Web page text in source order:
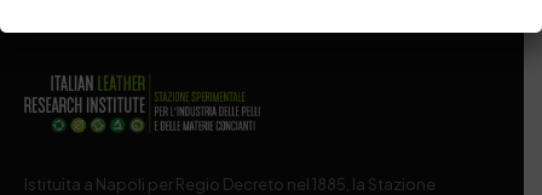
Istituita a Napoli per Regio Decreto nel 1885, la Stazione